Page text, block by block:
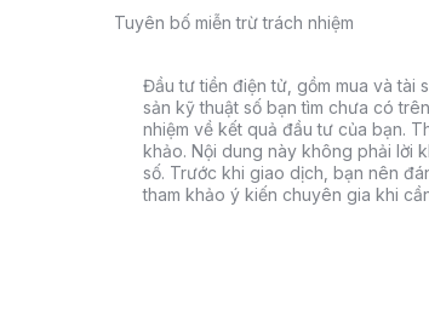
Tuyên bố miễn trừ trách nhiệm
Đầu tư tiền điện tử, gồm mua và tài
sản kỹ thuật số bạn tìm chưa có
nhiệm về kết quả đầu tư của bạn.
khảo. Nội dung này không phải lời
số. Trước khi giao dịch, bạn nên
tham khảo ý kiến chuyên gia khi